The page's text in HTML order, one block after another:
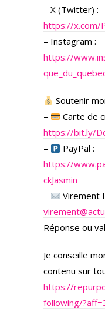
– X (Twitter) :
https://x.com/
– Instagram :
https://
Soutenir
–
Carte de
https://bit.ly/
–
PayPal :
https://
ckJasmin
–
Virement
Réponse ou
Je conseille
contenu sur
https://
following/